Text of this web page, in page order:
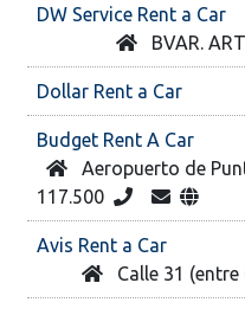
DW Service Rent a Car
BVAR.
Dollar Rent a Car
Budget Rent A Car
Aeropuerto de
117.500
Avis Rent a Car
Calle 31